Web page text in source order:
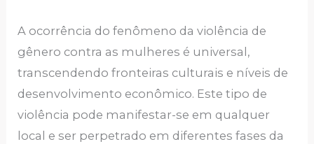
A ocorrência do fenômeno da violência de
gênero contra as mulheres é universal,
transcendendo fronteiras culturais e níveis de
desenvolvimento econômico. Este tipo de
violência pode manifestar-se em qualquer
local e ser perpetrado em diferentes fases da